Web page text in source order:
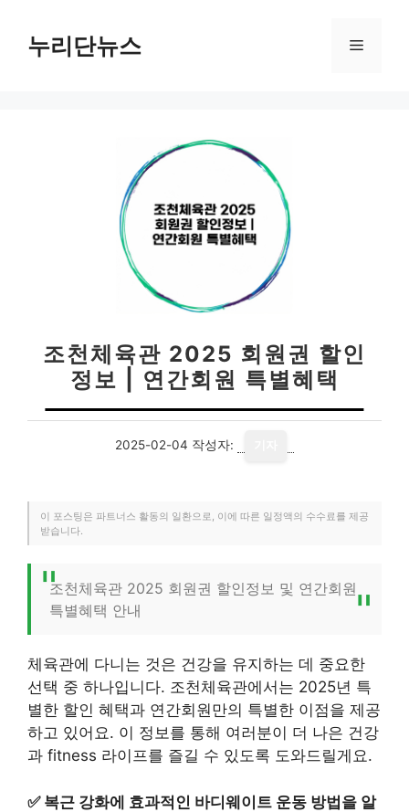
누리단뉴스 메
조천체육관 2025 회원권 할인
정보 | 연간회원 특별혜택
2025-02-04 작성자:
이 포스팅은 파트너스 활동의 일환으로, 이에 따른 일정액의 수수료를 제공
받습니다.
조천체육관 2025 회원권 할인정보 및 연간회원
특별혜택 안내
체육관에 다니는 것은 건강을 유지하는 데 중요한
선택 중 하나입니다. 조천체육관에서는 2025년 특
별한 할인 혜택과 연간회원만의 특별한 이점을 제공
하고 있어요. 이 정보를 통해 여러분이 더 나은 건강
과 fitness 라이프를 즐길 수 있도록 도와드릴게요.
✅ 복근 강화에 효과적인 바디웨이트 운동 방법을 알